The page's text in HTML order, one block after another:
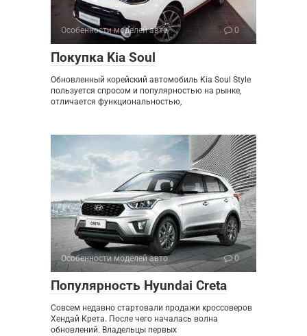
Особенности моделей авто 0
Покупка Kia Soul
Обновленный корейский автомобиль Kia Soul Style
пользуется спросом и популярностью на рынке,
отличается функциональностью,
Особенности моделей авто 0
Популярность Hyundai Creta
Совсем недавно стартовали продажи кроссоверов
Хендай Крета. После чего началась волна
обновлений. Владельцы первых